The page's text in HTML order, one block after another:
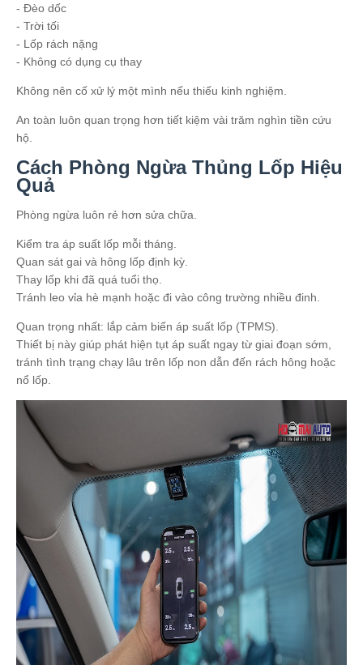
- Đèo dốc
- Trời tối
- Lốp rách nặng
- Không có dụng cụ thay
Không nên cố xử lý một mình nếu thiếu kinh nghiệm.
An toàn luôn quan trọng hơn tiết kiệm vài trăm nghìn tiền cứu
hộ.
Cách Phòng Ngừa Thủng Lốp Hiệu
Quả
Phòng ngừa luôn rẻ hơn sửa chữa.
Kiểm tra áp suất lốp mỗi tháng.
Quan sát gai và hông lốp định kỳ.
Thay lốp khi đã quá tuổi thọ.
Tránh leo vỉa hè mạnh hoặc đi vào công trường nhiều đinh.
Quan trọng nhất: lắp cảm biến áp suất lốp (TPMS).
Thiết bị này giúp phát hiện tụt áp suất ngay từ giai đoạn sớm,
tránh tình trạng chạy lâu trên lốp non dẫn đến rách hông hoặc
nổ lốp.